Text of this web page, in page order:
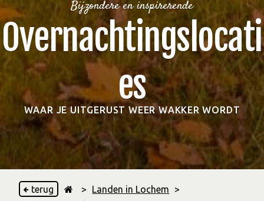
Bijzondere en inspirerende
Overnachtingslocati
es
WAAR JE UITGERUST WEER WAKKER WORDT
terug > Landen in Lochem >